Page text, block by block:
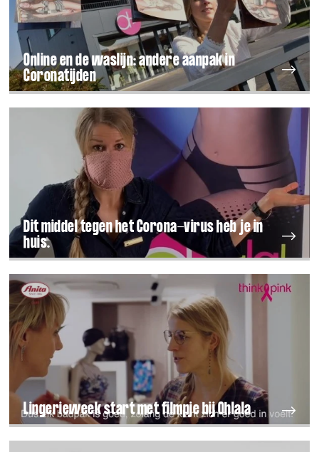
Online en de waslijn: andere aanpak in
Coronatijden
Dit middel tegen het Corona-virus heb je in
huis.
Lingerieweek start met filmpje bij Ohlala